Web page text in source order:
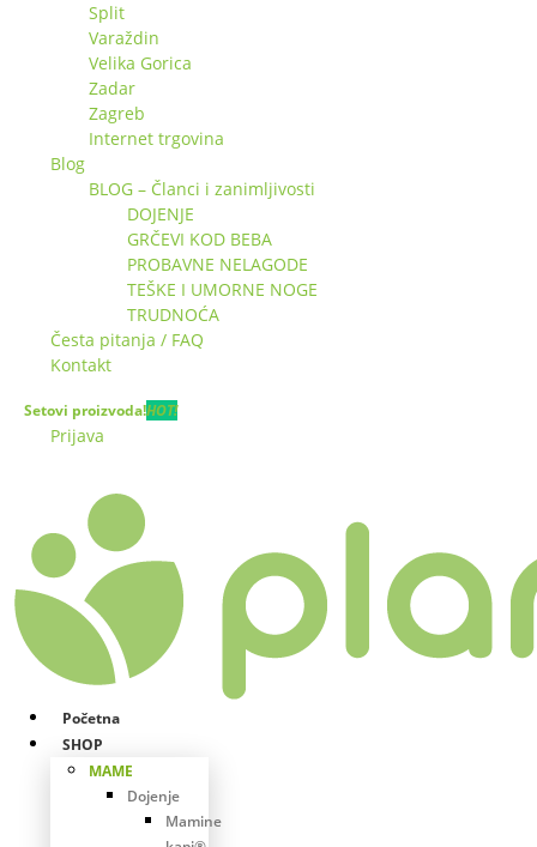
Split
Varaždin
Velika Gorica
Zadar
Zagreb
Internet trgovina
Blog
BLOG – Članci i zanimljivosti
DOJENJE
GRČEVI KOD BEBA
PROBAVNE NELAGODE
TEŠKE I UMORNE NOGE
TRUDNOĆA
Česta pitanja / FAQ
Kontakt
Setovi proizvoda!HOT!
Prijava
Početna
SHOP
MAME
Dojenje
Mamine